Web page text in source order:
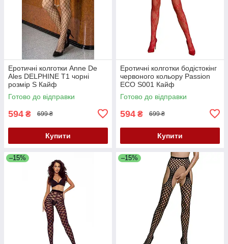
Еротичні колготки Anne De
Ales DELPHINE T1 чорні
розмір S Кайф
Готово до відправки
594 ₴ 699 ₴
Купити
Еротичні колготки бодістокінг
червоного кольору Passion
ECO S001 Кайф
Готово до відправки
594 ₴ 699 ₴
Купити
–15% –15%